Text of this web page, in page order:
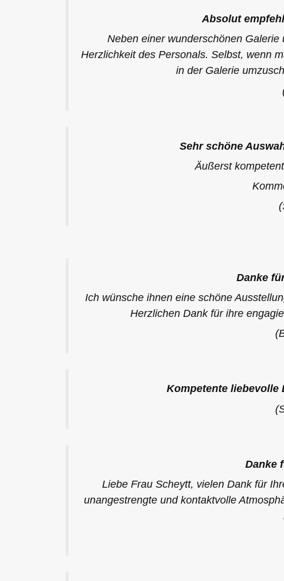
Absolut
Neben einer wunderschönen
Herzlichkeit des Personals. Selbst, wenn
in der Galerie
Sehr schöne
Äußerst
Danke
Ich wünsche ihnen eine schöne
Herzlichen Dank für ihre
Kompetente liebevolle
Danke
Liebe Frau Scheytt, vielen Dank für
unangestrengte und kontaktvolle